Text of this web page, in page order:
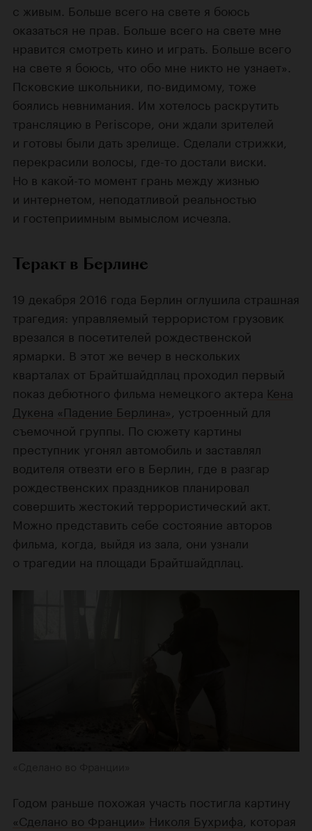
с живым. Больше всего на свете я боюсь
оказаться не прав. Больше всего на свете мне
нравится смотреть кино и играть. Больше всего
на свете я боюсь, что обо мне никто не узнает».
Псковские школьники, по-видимому, тоже
боялись невнимания. Им хотелось раскрутить
трансляцию в Periscope, они ждали зрителей
и готовы были дать зрелище. Сделали стрижки,
перекрасили волосы, где-то достали виски.
Но в какой-то момент грань между жизнью
и интернетом, неподатливой реальностью
и гостеприимным вымыслом исчезла.
Теракт в Берлине
19 декабря 2016 года Берлин оглушила страшная
трагедия: управляемый террористом грузовик
врезался в посетителей рождественской
ярмарки. В этот же вечер в нескольких
кварталах от Брайтшайдплац проходил первый
показ дебютного фильма немецкого актера Кена
Дукена «Падение Берлина», устроенный для
съемочной группы. По сюжету картины
преступник угонял автомобиль и заставлял
водителя отвезти его в Берлин, где в разгар
рождественских праздников планировал
совершить жестокий террористический акт.
Можно представить себе состояние авторов
фильма, когда, выйдя из зала, они узнали
о трагедии на площади Брайтшайдплац.
Годом раньше похожая участь постигла картину
«Сделано во Франции» Николя Бухрифа , которая